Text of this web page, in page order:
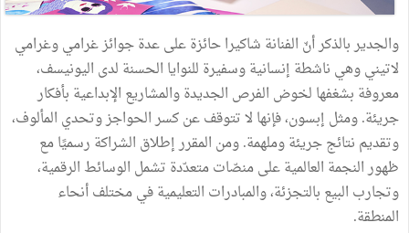
والجدير بالذكر أنّ الفنانة شاكيرا حائزة على عدة جوائز غرامي وغرامي
لاتيني وهي ناشطة إنسانية وسفيرة للنوايا الحسنة لدى اليونيسف،
معروفة بشغفها لخوض الفرص الجديدة والمشاريع الإبداعية بأفكار
جريئة. ومثل إبسون، فإنها لا تتوقف عن كسر الحواجز وتحدي المألوف،
وتقديم نتائج جريئة وملهمة. ومن المقرر إطلاق الشراكة رسميًا مع
ظهور النجمة العالمية على منصّات متعدّدة تشمل الوسائط الرقمية،
وتجارب البيع بالتجزئة، والمبادرات التعليمية في مختلف أنحاء
المنطقة.